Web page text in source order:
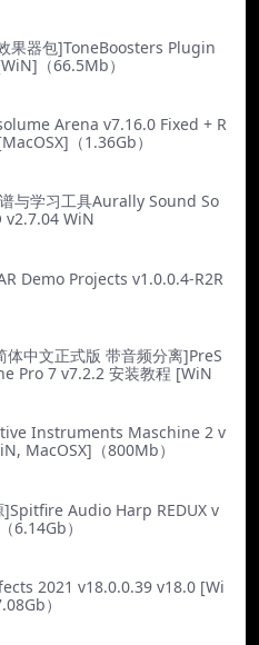
果器包]ToneBoosters Plugin
（66.5Mb）
Arena v7.16.0 Fixed + R
（1.36Gb）
与学习工具Aurally Sound So
v2.7.04 WiN
Demo Projects v1.0.0.4-R2R
中文正式版 带音频分离]PreS
Pro 7 v7.2.2 安装教程 [WiN
Instruments Maschine 2 v
MacOSX]（800Mb）
]Spitfire Audio Harp REDUX v
6.14Gb）
2021 v18.0.0.39 v18.0 [Wi
）